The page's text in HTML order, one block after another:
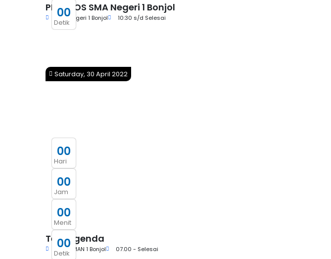
PILKETOS SMA Negeri 1 Bonjol
SMA Negeri 1 Bonjol 10:30 s/d Selesai
00
Detik
Saturday, 30 April 2022
Test Agenda
Aula SMAN 1 Bonjol 07.00 - Selesai
00
Hari
00
Jam
00
Menit
00
Detik